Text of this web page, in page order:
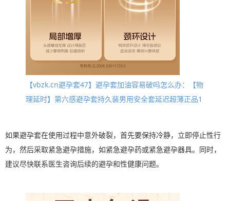
【vbzk.cn避孕套47】避孕套加油容易破吗怎么办：【物
理延时】第六感避孕套持久装男用安全套延迟超薄正品1
如果避孕套在使用过程中意外破裂，首先要保持冷静，立即停止性行
为，然后采取紧急避孕措施，如紧急避孕药或紧急避孕器具。同时，
建议尽快联系医生咨询后续的避孕和性健康问题。